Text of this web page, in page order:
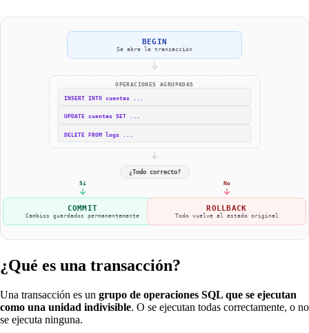
BEGIN
Se abre la transacción
OPERACIONES AGRUPADAS
INSERT INTO cuentas ...
UPDATE cuentas SET ...
DELETE FROM logs ...
¿Todo correcto?
Sí
COMMIT
Cambios guardados permanentemente
No
ROLLBACK
Todo vuelve al estado original
¿Qué es una transacción?
Una transacción es un grupo de operaciones SQL que se ejecutan
como una unidad indivisible. O se ejecutan todas correctamente, o no
se ejecuta ninguna.